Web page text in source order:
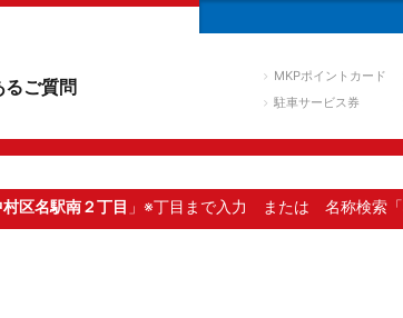
るご質問 MKPポイントカード
駐車サービス券
区名駅南２丁目 」※丁目まで入力 または 名称検索「